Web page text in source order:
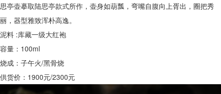
思亭壶摹取陆思亭款式所作，壶身如葫瓢，弯嘴自腹向上胥出，圈把秀
丽，器型雅致浑朴高逸。
泥料 :库藏一级大红袍
容量：100ml
烧成：子午火/黑骨烧
供货价：1900元/2300元